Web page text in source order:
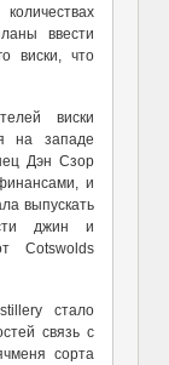
ввести
виски, что
виски
на западе
Дэн Сзор
и
выпускать
джин и
Cotswolds
стало
связь с
сорта